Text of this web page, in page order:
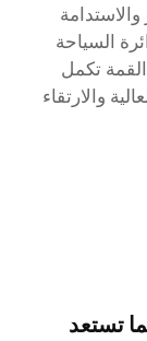
والاستدامة
السياحة
تكمل
والارتقاء
تستعد